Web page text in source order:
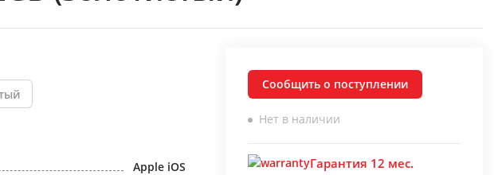
Apple iOS
Сообщить о поступлении
Нет в наличии
Гарантия 12 мес.